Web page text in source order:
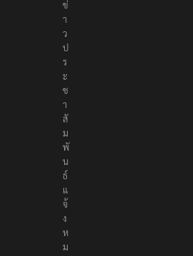
ส่
ง
ข่
า
ว
ป
ร
ะ
ช
า
สั
ม
พั
น
ธ์
แ
จ้
ง